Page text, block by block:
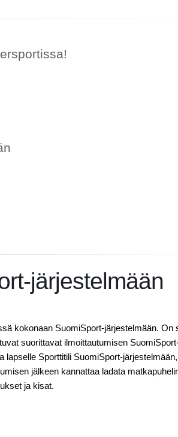
järjestelmään
kokonaan SuomiSport-järjestelmään. On
suorittavat ilmoittautumisen
lapselle Sporttitili SuomiSport-
jälkeen kannattaa ladata
ja kisat.